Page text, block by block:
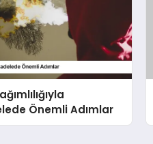
Önemli Adımlar